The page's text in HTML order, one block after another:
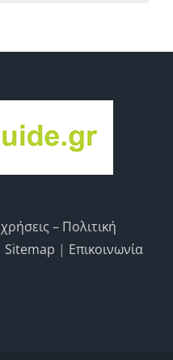
– Πολιτική
Sitemap | Επικοινωνία